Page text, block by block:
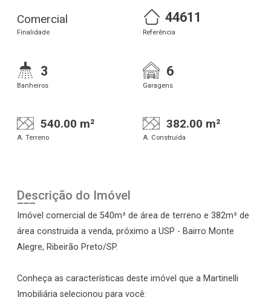
Comercial
Finalidade
44611
Referência
3
Banheiros
6
Garagens
540.00 m²
A. Terreno
382.00 m²
A. Construída
Descrição do Imóvel
Imóvel comercial de 540m² de área de terreno e 382m² de
área construida a venda, próximo a USP - Bairro Monte
Alegre, Ribeirão Preto/SP.
Conheça as características deste imóvel que a Martinelli
Imobiliária selecionou para você: